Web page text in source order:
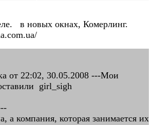
в новых окнах, Комерлинг.
от 22:02, 30.05.2008 ---Мои
girl_sigh
а компания, которая занимается их